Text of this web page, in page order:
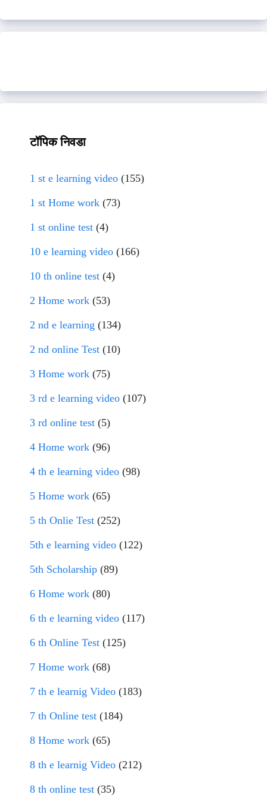
टॉपिक निवडा
1 st e learning video (155)
1 st Home work (73)
1 st online test (4)
10 e learning video (166)
10 th online test (4)
2 Home work (53)
2 nd e learning (134)
2 nd online Test (10)
3 Home work (75)
3 rd e learning video (107)
3 rd online test (5)
4 Home work (96)
4 th e learning video (98)
5 Home work (65)
5 th Onlie Test (252)
5th e learning video (122)
5th Scholarship (89)
6 Home work (80)
6 th e learning video (117)
6 th Online Test (125)
7 Home work (68)
7 th e learnig Video (183)
7 th Online test (184)
8 Home work (65)
8 th e learnig Video (212)
8 th online test (35)